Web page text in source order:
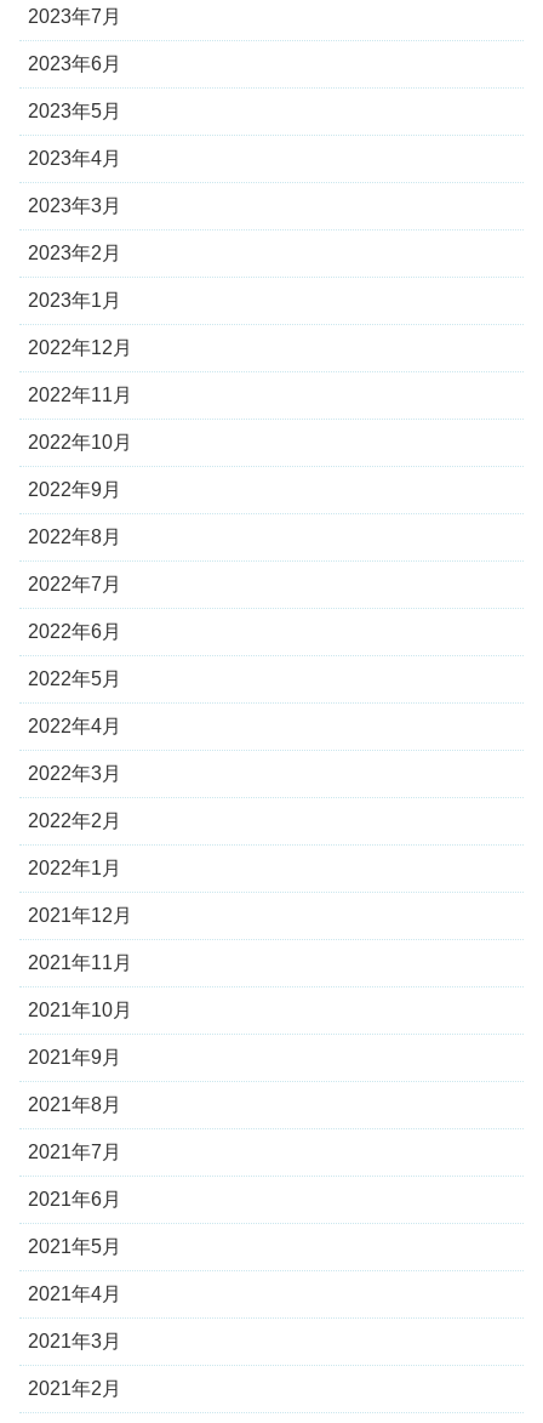
2023年7月
2023年6月
2023年5月
2023年4月
2023年3月
2023年2月
2023年1月
2022年12月
2022年11月
2022年10月
2022年9月
2022年8月
2022年7月
2022年6月
2022年5月
2022年4月
2022年3月
2022年2月
2022年1月
2021年12月
2021年11月
2021年10月
2021年9月
2021年8月
2021年7月
2021年6月
2021年5月
2021年4月
2021年3月
2021年2月